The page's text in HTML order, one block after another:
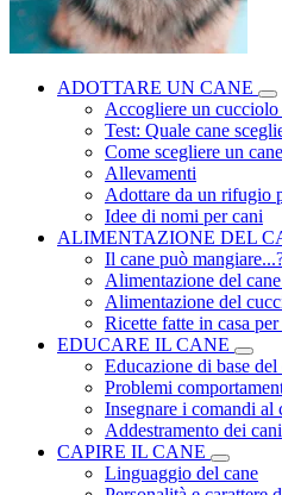
ADOTTARE UN CANE
Accogliere un cucciolo
Test: Quale cane
Come scegliere un cane
Allevamenti
Adottare da un rifugio
Idee di nomi per cani
ALIMENTAZIONE DEL
Il cane può
Alimentazione del
Alimentazione del
Ricette fatte in casa per
EDUCARE IL CANE
Educazione di base
Problemi
Insegnare i comandi al
Addestramento dei cani
CAPIRE IL CANE
Linguaggio del cane